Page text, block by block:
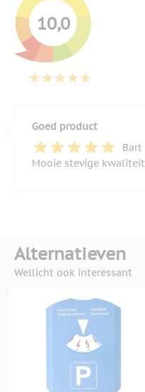
10,0
Goed product
Bart
Mooie stevige kwaliteit
Alternatieven
Wellicht ook interessant